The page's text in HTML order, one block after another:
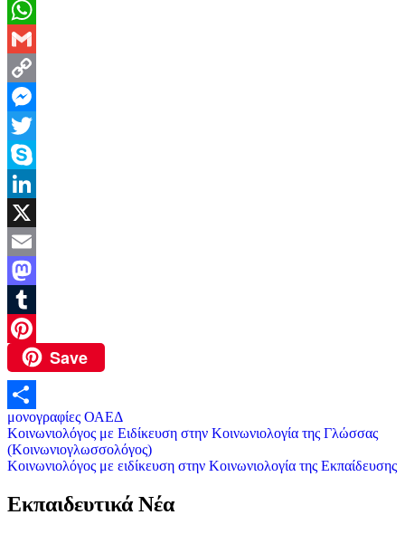
Print
WhatsApp
Gmail
Copy
Link
Messenger
Twitter
Skype
LinkedIn
X
Email
Mastodon
Tumblr
PinterestSave
Μοιραστείτε
μονογραφίες ΟΑΕΔ
Πλοήγηση
άρθρων
Κοινωνιολόγος με Ειδίκευση στην Κοινωνιολογία της Γλώσσας
(Κοινωνιογλωσσολόγος)
Κοινωνιολόγος με ειδίκευση στην Κοινωνιολογία της Εκπαίδευσης
Εκπαιδευτικά Νέα